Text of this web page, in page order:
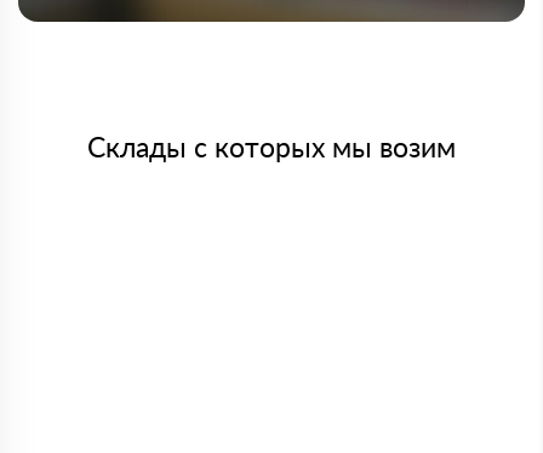
Склады с которых мы возим